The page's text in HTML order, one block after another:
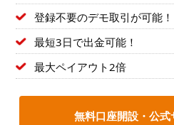
登録不要のデモ取引が可能！
最短3日で出金可能！
最大ペイアウト2倍
無料口座開設・公